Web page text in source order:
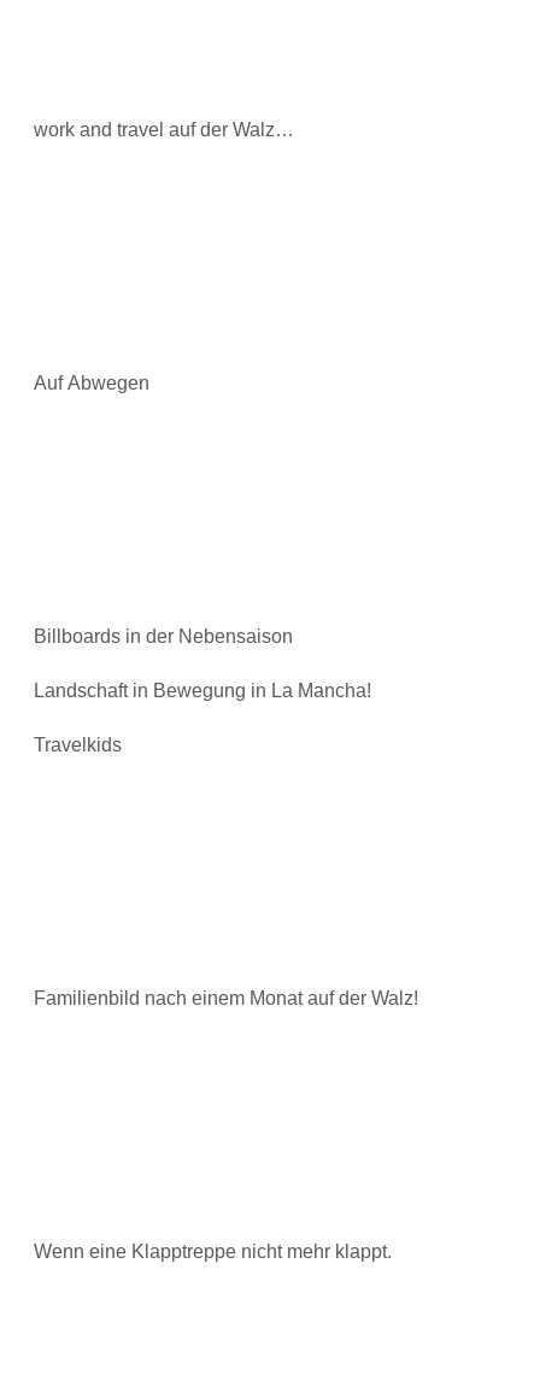
work and travel auf der Walz…
Auf Abwegen
Billboards in der Nebensaison
Landschaft in Bewegung in La Mancha!
Travelkids
Familienbild nach einem Monat auf der Walz!
Wenn eine Klapptreppe nicht mehr klappt.